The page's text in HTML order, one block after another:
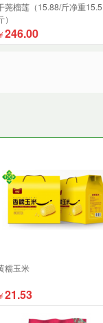
荛榴莲（15.88/斤净重15.5
）
246.00
糯玉米
21.53